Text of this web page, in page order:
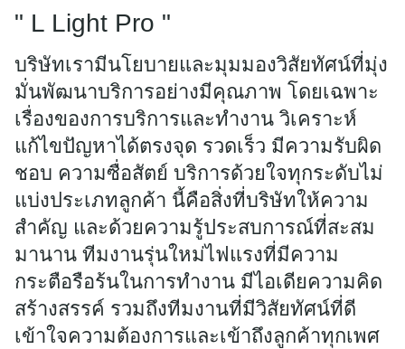
" L Light Pro "
บริษัทเรามีนโยบายและมุมมองวิสัยทัศน์ที่มุ่ง
มั่นพัฒนาบริการอย่างมีคุณภาพ โดยเฉพาะ
เรื่องของการบริการและทำงาน วิเคราะห์
แก้ไขปัญหาได้ตรงจุด รวดเร็ว มีความรับผิด
ชอบ ความซื่อสัตย์ บริการด้วยใจทุกระดับไม่
แบ่งประเภทลูกค้า นี้คือสิ่งที่บริษัทให้ความ
สำคัญ และด้วยความรู้ประสบการณ์ที่สะสม
มานาน ทีมงานรุ่นใหม่ไฟแรงที่มีความ
กระตือรือร้นในการทำงาน มีไอเดียความคิด
สร้างสรรค์ รวมถึงทีมงานที่มีวิสัยทัศน์ที่ดี
เข้าใจความต้องการและเข้าถึงลูกค้าทุกเพศ